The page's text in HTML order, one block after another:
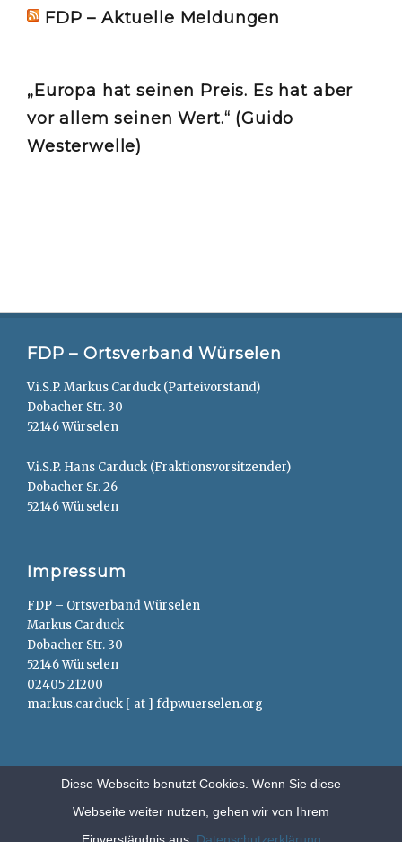
FDP – Aktuelle Meldungen
„Europa hat seinen Preis. Es hat aber
vor allem seinen Wert.“ (Guido
Westerwelle)
FDP – Ortsverband Würselen
V.i.S.P. Markus Carduck (Parteivorstand)
Dobacher Str. 30
52146 Würselen
V.i.S.P. Hans Carduck (Fraktionsvorsitzender)
Dobacher Sr. 26
52146 Würselen
Impressum
FDP – Ortsverband Würselen
Markus Carduck
Dobacher Str. 30
52146 Würselen
02405 21200
markus.carduck [ at ] fdpwuerselen.org
Copyright © 2026FDP – Würselen. All Rights Reserved.
Anträge
Diese Webseite benutzt Cookies. Wenn Sie diese
Webseite weiter nutzen, gehen wir von Ihrem
Einverständnis aus. Datenschutzerklärung